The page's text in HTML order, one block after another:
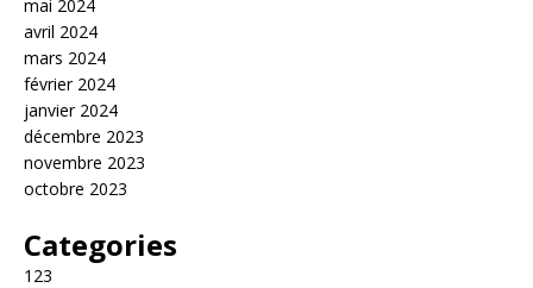
mai 2024
avril 2024
mars 2024
février 2024
janvier 2024
décembre 2023
novembre 2023
octobre 2023
Categories
123